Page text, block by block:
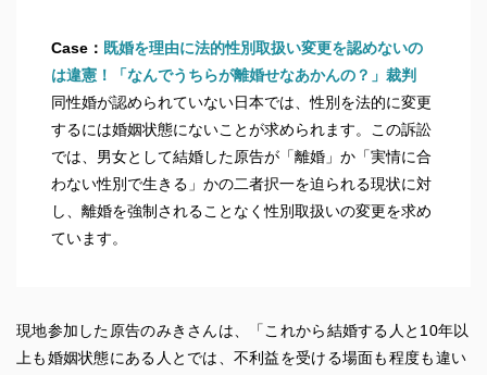
Case： 既婚を理由に法的性別取扱い変更を認めないの
は違憲！「なんでうちらが離婚せなあかんの？」裁判
同性婚が認められていない日本では、性別を法的に変更
するには婚姻状態にないことが求められます。この訴訟
では、男女として結婚した原告が「離婚」か「実情に合
わない性別で生きる」かの二者択一を迫られる現状に対
し、離婚を強制されることなく性別取扱いの変更を求め
ています。
現地参加した原告のみきさんは、「これから結婚する人と10年以
上も婚姻状態にある人とでは、不利益を受ける場面も程度も違い